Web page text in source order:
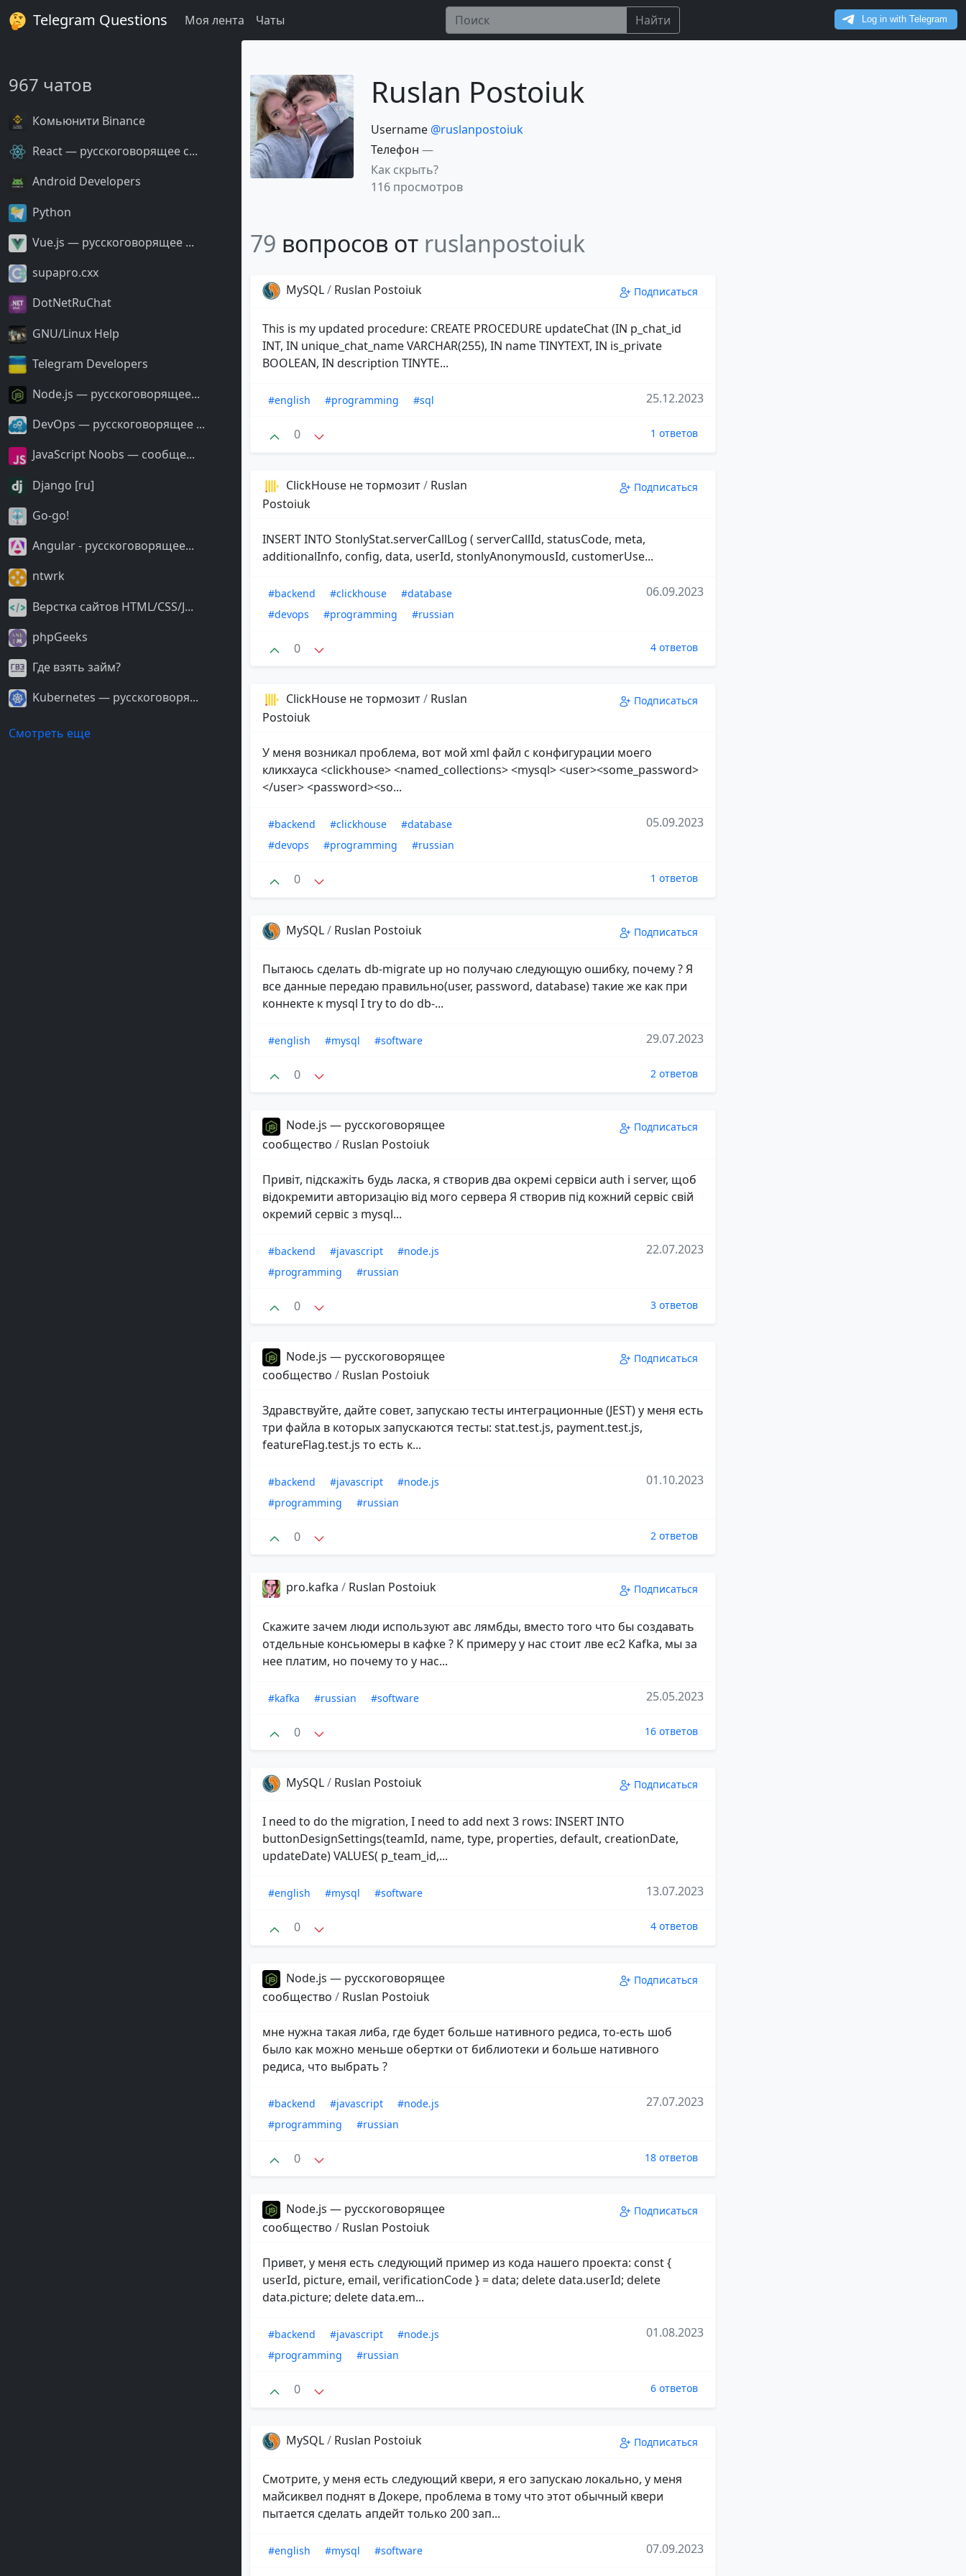
Telegram Questions Моя лента Чаты Найти
967 чатов
Комьюнити Binance
React — русскоговорящее с...
Android Developers
Python
Vue.js — русскоговорящее ...
supapro.cxx
DotNetRuChat
GNU/Linux Help
Telegram Developers
Node.js — русскоговорящее...
DevOps — русскоговорящее ...
JavaScript Noobs — сообще...
Django [ru]
Go-go!
Angular - русскоговорящее...
ntwrk
Верстка сайтов HTML/CSS/J...
phpGeeks
Где взять займ?
Kubernetes — русскоговоря...
Смотреть еще
Ruslan Postoiuk
Username @ruslanpostoiuk
Телефон —
Как скрыть?
116 просмотров
79 вопросов от ruslanpostoiuk
MySQL/ Ruslan Postoiuk Подписаться
This is my updated procedure: CREATE PROCEDURE updateChat (IN p_chat_id
INT, IN unique_chat_name VARCHAR(255), IN name TINYTEXT, IN is_private
BOOLEAN, IN description TINYTE...
#english #programming #sql 25.12.2023
0 1 ответов
ClickHouse не тормозит/ Ruslan
Postoiuk
Подписаться
INSERT INTO StonlyStat.serverCallLog ( serverCallId, statusCode, meta,
additionalInfo, config, data, userId, stonlyAnonymousId, customerUse...
#backend #clickhouse
#database
#devops
#programming #russian
06.09.2023
0 4 ответов
ClickHouse не тормозит/ Ruslan
Postoiuk
Подписаться
У меня возникал проблема, вот мой xml файл с конфигурации моего
кликхауса <clickhouse> <named_collections> <mysql> <user><some_password>
</user> <password><so...
#backend #clickhouse
#database
#devops
#programming #russian
05.09.2023
0 1 ответов
MySQL/ Ruslan Postoiuk Подписаться
Пытаюсь сделать db-migrate up но получаю следующую ошибку, почему ? Я
все данные передаю правильно(user, password, database) такие же как при
коннекте к mysql I try to do db-...
#english #mysql #software 29.07.2023
0 2 ответов
Node.js — русскоговорящее
сообщество / Ruslan Postoiuk
Подписаться
Привіт, підскажіть будь ласка, я створив два окремі сервіси auth і server, щоб
відокремити авторизацію від мого сервера Я створив під кожний сервіс свій
окремий сервіс з mysql...
#backend #javascript
#node.js
#programming
#russian
22.07.2023
0 3 ответов
Node.js — русскоговорящее
сообщество / Ruslan Postoiuk
Подписаться
Здравствуйте, дайте совет, запускаю тесты интеграционные (JEST) у меня есть
три файла в которых запускаются тесты: stat.test.js, payment.test.js,
featureFlag.test.js то есть к...
#backend #javascript
#node.js
#programming
#russian
01.10.2023
0 2 ответов
pro.kafka / Ruslan Postoiuk Подписаться
Скажите зачем люди используют авс лямбды, вместо того что бы создавать
отдельные консьюмеры в кафке ? К примеру у нас стоит лве ec2 Kafka, мы за
нее платим, но почему то у нас...
#kafka #russian #software 25.05.2023
0 16 ответов
MySQL/ Ruslan Postoiuk Подписаться
I need to do the migration, I need to add next 3 rows: INSERT INTO
buttonDesignSettings(teamId, name, type, properties, default, creationDate,
updateDate) VALUES( p_team_id,...
#english #mysql #software 13.07.2023
0 4 ответов
Node.js — русскоговорящее
сообщество / Ruslan Postoiuk
Подписаться
мне нужна такая либа, где будет больше нативного редиса, то-есть шоб
было как можно меньше обертки от библиотеки и больше нативного
редиса, что выбрать ?
#backend #javascript
#node.js
#programming
#russian
27.07.2023
0 18 ответов
Node.js — русскоговорящее
сообщество / Ruslan Postoiuk
Подписаться
Привет, у меня есть следующий пример из кода нашего проекта: const {
userId, picture, email, verificationCode } = data; delete data.userId; delete
data.picture; delete data.em...
#backend #javascript
#node.js
#programming
#russian
01.08.2023
0 6 ответов
MySQL/ Ruslan Postoiuk Подписаться
Смотрите, у меня есть следующий квери, я его запускаю локально, у меня
майсиквел поднят в Докере, проблема в тому что этот обычный квери
пытается сделать апдейт только 200 зап...
#english #mysql #software 07.09.2023